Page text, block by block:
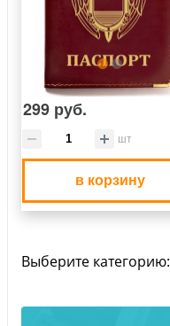
299 руб.
шт
в корзину
Выберите категорию: